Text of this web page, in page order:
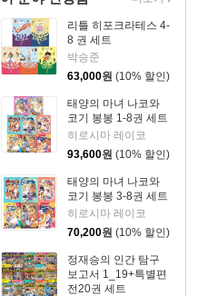
리틀 히포크라테스 4-
8 권 세트
박승준
63,000원 (10% 할인)
태양의 마녀 나코와
코기 봉봉 1-8권 세트
히로시마 레이코
93,600원 (10% 할인)
태양의 마녀 나코와
코기 봉봉 3-8권 세트
히로시마 레이코
70,200원 (10% 할인)
정재승의 인간 탐구
보고서 1_19+특별편
전20권 세트